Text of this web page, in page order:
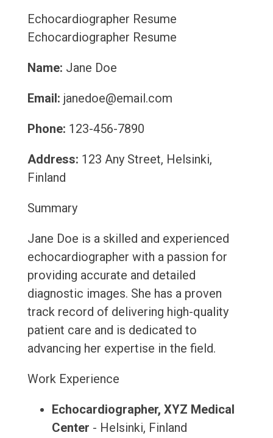
Echocardiographer Resume
Echocardiographer Resume
Name: Jane Doe
Email: janedoe@email.com
Phone: 123-456-7890
Address: 123 Any Street, Helsinki,
Finland
Summary
Jane Doe is a skilled and experienced
echocardiographer with a passion for
providing accurate and detailed
diagnostic images. She has a proven
track record of delivering high-quality
patient care and is dedicated to
advancing her expertise in the field.
Work Experience
Echocardiographer, XYZ Medical
Center - Helsinki, Finland